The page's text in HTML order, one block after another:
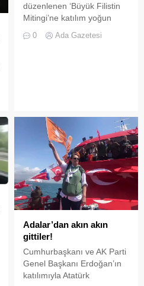
düzenlenen ‘Büyük Filistin
Mitingi’ne katılım yoğun
oldu. Yediden yetmişe tüm
yaştan vatandaşlar Filistin’e
0 Ada Gazetesi
Adalar’dan akın akın
gittiler!
Cumhurbaşkanı ve AK Parti
Genel Başkanı Erdoğan’ın
katılımıyla Atatürk